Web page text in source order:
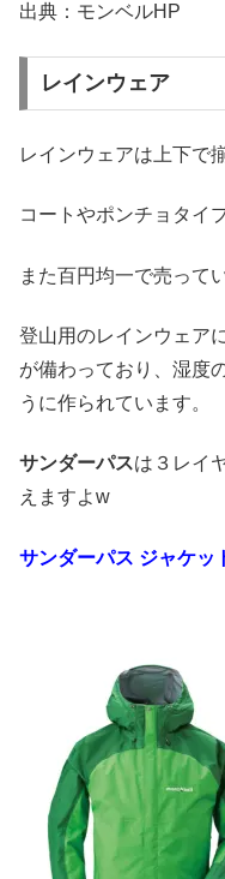
出典：モンベルHP
レインウェア
レインウェアは上下で
コートやポンチョタイ
また百円均一で売って
登山用のレインウェア
が備わっており、湿度
うに作られています。
サンダーパスは３レイ
えますよw
サンダーパス ジャケッ